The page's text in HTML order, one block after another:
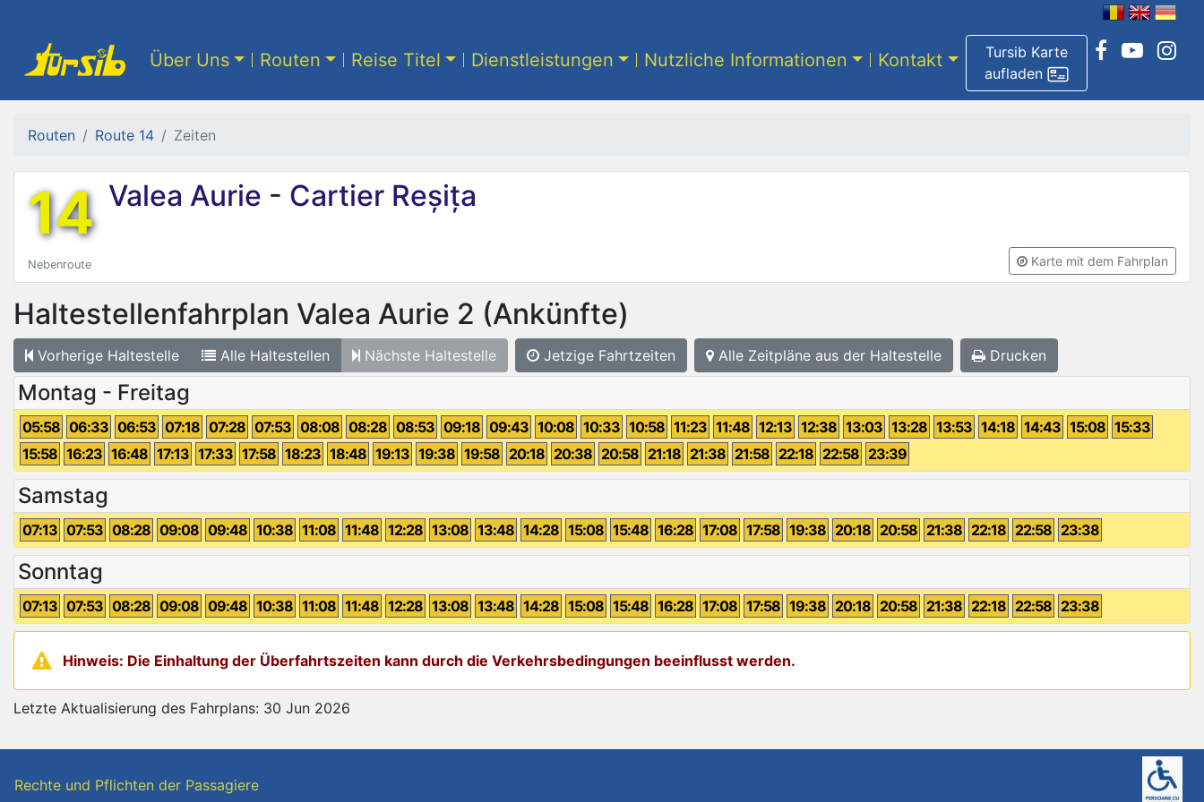
Tursib Karte
aufladen
Über Uns Routen Reise Titel Dienstleistungen Nutzliche Informationen Kontakt
Routen Route 14 Zeiten
14 Valea Aurie - Cartier Reșița
Nebenroute Karte mit dem Fahrplan
Haltestellenfahrplan Valea Aurie 2 (Ankünfte)
Vorherige Haltestelle Alle Haltestellen Nächste Haltestelle Jetzige Fahrtzeiten Alle Zeitpläne aus der Haltestelle Drucken
Montag - Freitag
05:58 06:33 06:53 07:18 07:28 07:53 08:08 08:28 08:53 09:18 09:43 10:08 10:33 10:58 11:23 11:48 12:13 12:38 13:03 13:28 13:53 14:18 14:43 15:08 15:33
15:58 16:23 16:48 17:13 17:33 17:58 18:23 18:48 19:13 19:38 19:58 20:18 20:38 20:58 21:18 21:38 21:58 22:18 22:58 23:39
Samstag
07:13 07:53 08:28 09:08 09:48 10:38 11:08 11:48 12:28 13:08 13:48 14:28 15:08 15:48 16:28 17:08 17:58 19:38 20:18 20:58 21:38 22:18 22:58 23:38
Sonntag
07:13 07:53 08:28 09:08 09:48 10:38 11:08 11:48 12:28 13:08 13:48 14:28 15:08 15:48 16:28 17:08 17:58 19:38 20:18 20:58 21:38 22:18 22:58 23:38
Hinweis: Die Einhaltung der Überfahrtszeiten kann durch die Verkehrsbedingungen beeinflusst werden.
Letzte Aktualisierung des Fahrplans: 30 Jun 2026
Rechte und Pflichten der Passagiere